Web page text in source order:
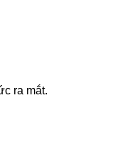
ra mắt.